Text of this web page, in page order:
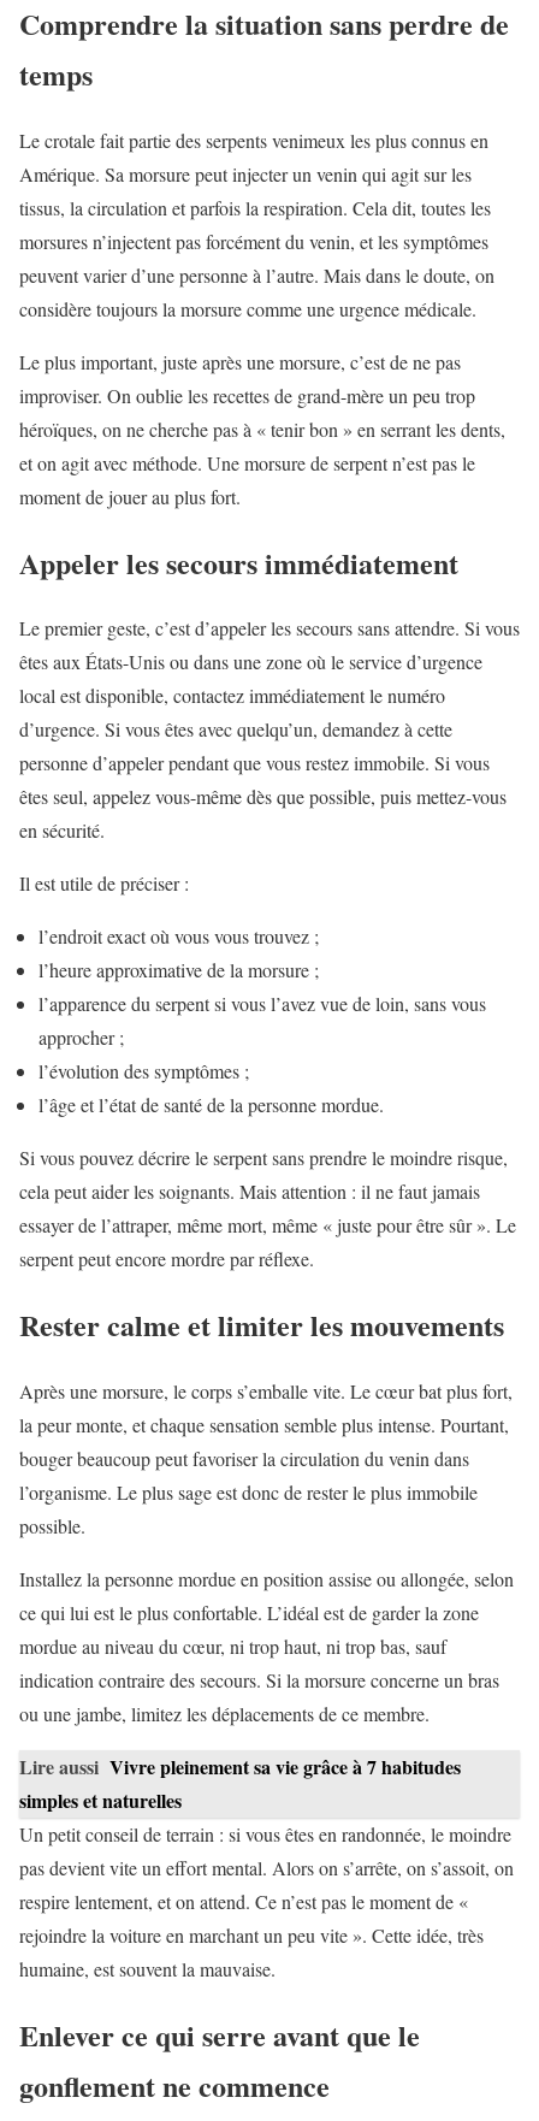
Comprendre la situation sans perdre de
temps
Le crotale fait partie des serpents venimeux les plus connus en
Amérique. Sa morsure peut injecter un venin qui agit sur les
tissus, la circulation et parfois la respiration. Cela dit, toutes les
morsures n’injectent pas forcément du venin, et les symptômes
peuvent varier d’une personne à l’autre. Mais dans le doute, on
considère toujours la morsure comme une urgence médicale.
Le plus important, juste après une morsure, c’est de ne pas
improviser. On oublie les recettes de grand-mère un peu trop
héroïques, on ne cherche pas à « tenir bon » en serrant les dents,
et on agit avec méthode. Une morsure de serpent n’est pas le
moment de jouer au plus fort.
Appeler les secours immédiatement
Le premier geste, c’est d’appeler les secours sans attendre. Si vous
êtes aux États-Unis ou dans une zone où le service d’urgence
local est disponible, contactez immédiatement le numéro
d’urgence. Si vous êtes avec quelqu’un, demandez à cette
personne d’appeler pendant que vous restez immobile. Si vous
êtes seul, appelez vous-même dès que possible, puis mettez-vous
en sécurité.
Il est utile de préciser :
l’endroit exact où vous vous trouvez ;
l’heure approximative de la morsure ;
l’apparence du serpent si vous l’avez vue de loin, sans vous
approcher ;
l’évolution des symptômes ;
l’âge et l’état de santé de la personne mordue.
Si vous pouvez décrire le serpent sans prendre le moindre risque,
cela peut aider les soignants. Mais attention : il ne faut jamais
essayer de l’attraper, même mort, même « juste pour être sûr ». Le
serpent peut encore mordre par réflexe.
Rester calme et limiter les mouvements
Après une morsure, le corps s’emballe vite. Le cœur bat plus fort,
la peur monte, et chaque sensation semble plus intense. Pourtant,
bouger beaucoup peut favoriser la circulation du venin dans
l’organisme. Le plus sage est donc de rester le plus immobile
possible.
Installez la personne mordue en position assise ou allongée, selon
ce qui lui est le plus confortable. L’idéal est de garder la zone
mordue au niveau du cœur, ni trop haut, ni trop bas, sauf
indication contraire des secours. Si la morsure concerne un bras
ou une jambe, limitez les déplacements de ce membre.
Lire aussi Vivre pleinement sa vie grâce à 7 habitudes
simples et naturelles
Un petit conseil de terrain : si vous êtes en randonnée, le moindre
pas devient vite un effort mental. Alors on s’arrête, on s’assoit, on
respire lentement, et on attend. Ce n’est pas le moment de «
rejoindre la voiture en marchant un peu vite ». Cette idée, très
humaine, est souvent la mauvaise.
Enlever ce qui serre avant que le
gonflement ne commence